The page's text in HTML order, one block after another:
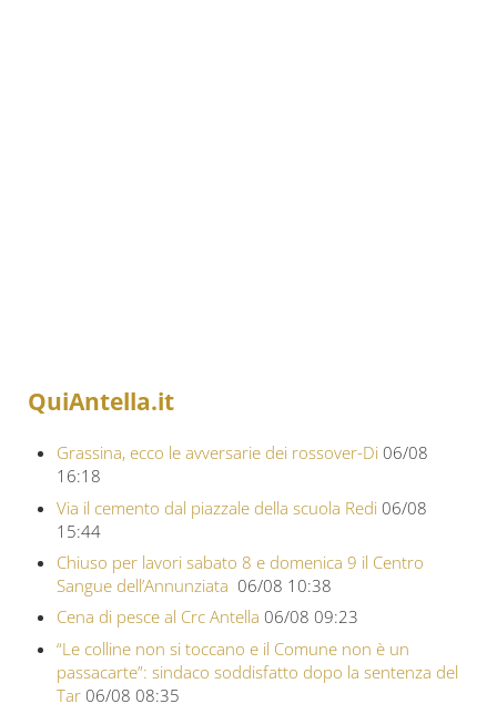
QuiAntella.it
Grassina, ecco le avversarie dei rossover-Di 06/08
16:18
Via il cemento dal piazzale della scuola Redi 06/08
15:44
Chiuso per lavori sabato 8 e domenica 9 il Centro
Sangue dell’Annunziata 06/08 10:38
Cena di pesce al Crc Antella 06/08 09:23
“Le colline non si toccano e il Comune non è un
passacarte”: sindaco soddisfatto dopo la sentenza del
Tar 06/08 08:35